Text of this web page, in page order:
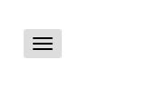
Toggle